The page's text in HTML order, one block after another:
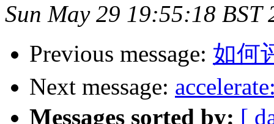
Sun May 29 19:55:18 BST
Previous message: 如何
Next message:
Messages sorted by: [